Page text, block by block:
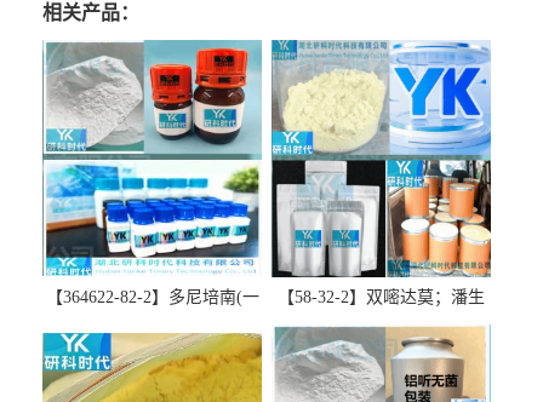
相关产品：
【364622-82-2】多尼培南(一
精品科研试剂-湖北研科时代
科技-“研”无止境;“科”学创
【58-32-2】双嘧达莫；潘生
丁-精品科研试剂-湖北研科时
代科技-“研”无止境;“科”学创
新！支持三方验证；支持定